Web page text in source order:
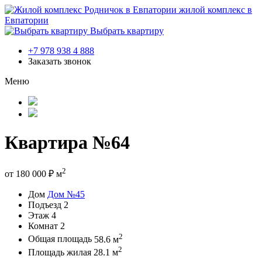
жилой комплекс в
Евпатории
Выбрать квартиру
+7 978 938 4 888
Заказать звонок
Меню
Квартира №64
от 180 000 ₽ м2
Дом Дом №45
Подъезд 2
Этаж 4
Комнат 2
Общая площадь 58.6 м2
Площадь жилая 28.1 м2